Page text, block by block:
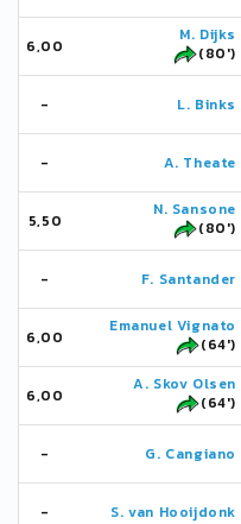
6,00
M. Dijks
(80')
- L. Binks
- A. Theate
5,50
N. Sansone
(80')
- F. Santander
6,00
Emanuel Vignato
(64')
6,00
A. Skov Olsen
(64')
- G. Cangiano
- S. van Hooijdonk